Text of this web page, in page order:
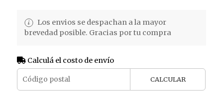
Los envios se despachan a la mayor
brevedad posible. Gracias por tu compra
Calculá el costo de envío
CALCULAR